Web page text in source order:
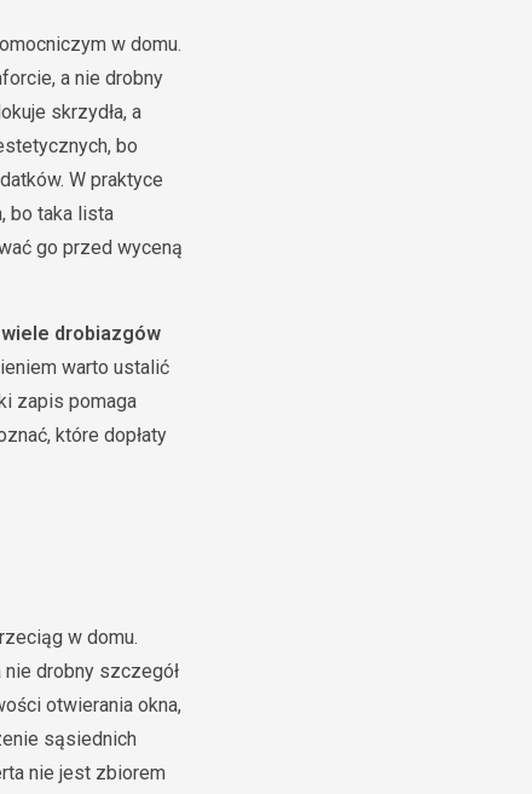
w domu.
a nie drobny
skrzydła, a
bo
W praktyce
bo taka lista
go przed wyceną
drobiazgów
warto ustalić
zapis pomaga
które dopłaty
w domu.
drobny szczegół
otwierania okna,
sąsiednich
nie jest zbiorem